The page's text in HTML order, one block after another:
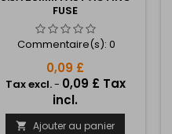
FUSE
Commentaire(s): 0
0,09 £
Tax excl.- 0,09 £ Tax
incl.
 Ajouter au panier